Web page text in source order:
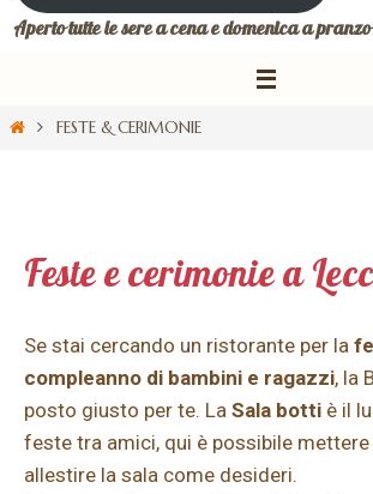
Aperto tutte le sere a cena e domenica a pranzo
FESTE & CERIMONIE
Feste e cerimonie a
Se stai cercando un ristorante per la
compleanno di bambini e ragazzi, la
posto giusto per te. La Sala botti è il
feste tra amici, qui è possibile
allestire la sala come desideri.